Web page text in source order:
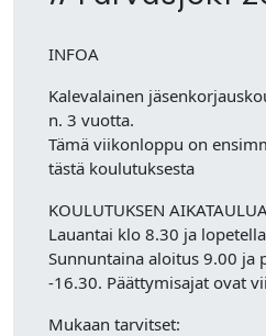
INFOA
Kalevalainen
n. 3 vuotta.
Tämä viikonloppu on
tästä koulutuksesta
KOULUTUKSEN
Lauantai klo 8.30 ja
Sunnuntaina aloitus 9.00 ja
-16.30. Päättymisajat ovat
Mukaan tarvitset: